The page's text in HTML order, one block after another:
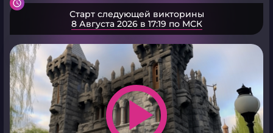
Старт следующей викторины
8 Августа 2026 в 17:19 по МСК
play_arrow